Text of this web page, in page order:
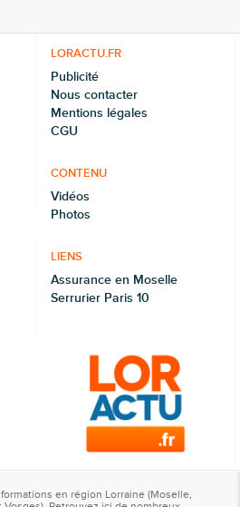
LORACTU.FR
Publicité
Nous contacter
Mentions légales
CGU
CONTENU
Vidéos
Photos
LIENS
Assurance en Moselle
Serrurier Paris 10
en région Lorraine (Moselle,